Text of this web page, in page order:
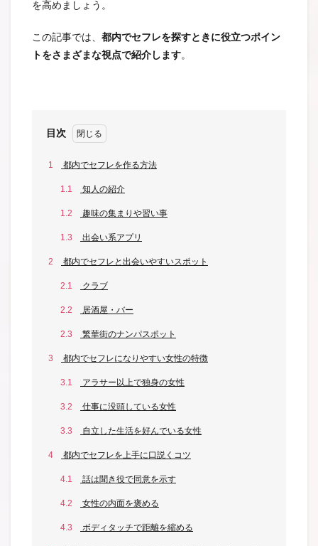
を高めましょう。
この記事では、 都内でセフレを探すときに役立つポイン
トをさまざまな視点で紹介します。
目次
1 都内でセフレを作る方法
1.1 知人の紹介
1.2 趣味の集まりや習い事
1.3 出会い系アプリ
2 都内でセフレと出会いやすいスポット
2.1 クラブ
2.2 居酒屋・バー
2.3 繁華街のナンパスポット
3 都内でセフレになりやすい女性の特徴
3.1 アラサー以上で独身の女性
3.2 仕事に没頭している女性
3.3 自立した生活を好んでいる女性
4 都内でセフレを上手に口説くコツ
4.1 話は聞き役で同意を示す
4.2 女性の内面を褒める
4.3 ボディタッチで距離を縮める